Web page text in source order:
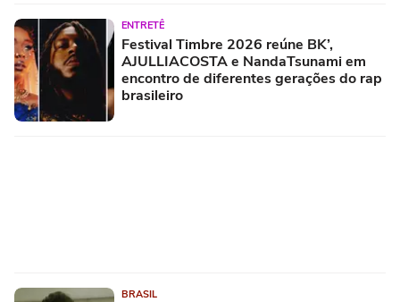
ENTRETÊ
Festival Timbre 2026 reúne BK’,
AJULLIACOSTA e NandaTsunami em
encontro de diferentes gerações do rap
brasileiro
BRASIL